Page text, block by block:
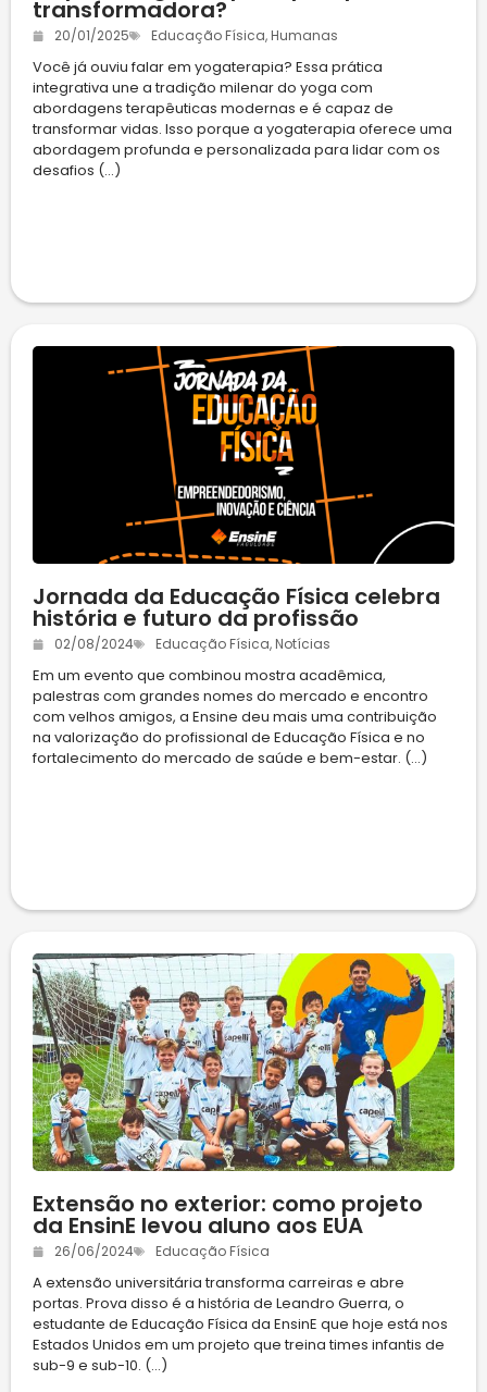
transformadora?
20/01/2025 Educação Física, Humanas
Você já ouviu falar em yogaterapia? Essa prática
integrativa une a tradição milenar do yoga com
abordagens terapêuticas modernas e é capaz de
transformar vidas. Isso porque a yogaterapia oferece uma
abordagem profunda e personalizada para lidar com os
desafios (...)
Jornada da Educação Física celebra
história e futuro da profissão
02/08/2024 Educação Física, Notícias
Em um evento que combinou mostra acadêmica,
palestras com grandes nomes do mercado e encontro
com velhos amigos, a Ensine deu mais uma contribuição
na valorização do profissional de Educação Física e no
fortalecimento do mercado de saúde e bem-estar. (...)
Extensão no exterior: como projeto
da EnsinE levou aluno aos EUA
26/06/2024 Educação Física
A extensão universitária transforma carreiras e abre
portas. Prova disso é a história de Leandro Guerra, o
estudante de Educação Física da EnsinE que hoje está nos
Estados Unidos em um projeto que treina times infantis de
sub-9 e sub-10. (...)